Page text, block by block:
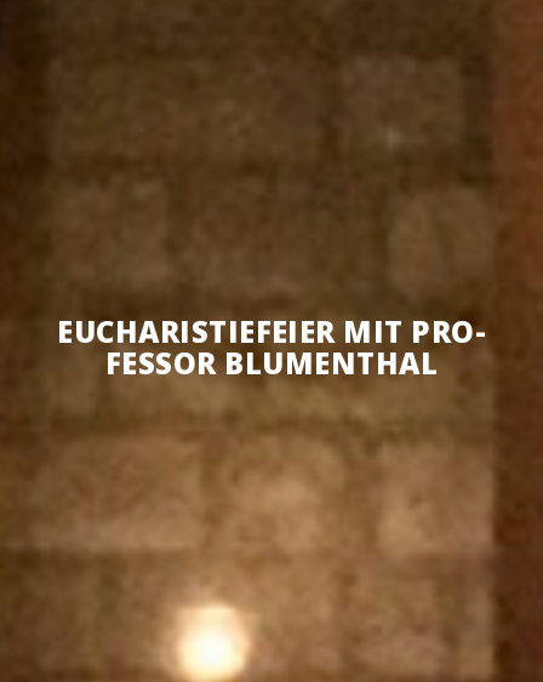
EUCHA­RIS­TIE­FEI­ER MIT PRO­
FES­SOR BLU­MEN­THAL